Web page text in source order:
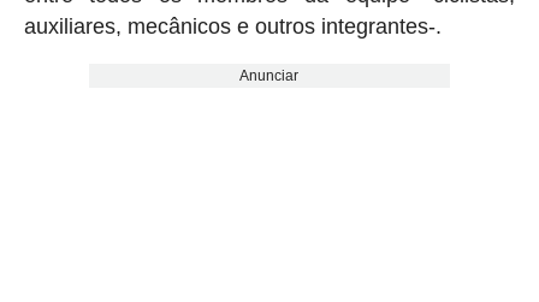
auxiliares, mecânicos e outros integrantes-.
Anunciar